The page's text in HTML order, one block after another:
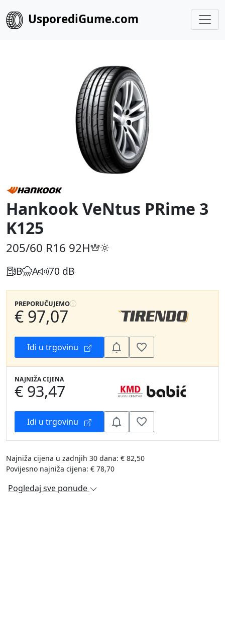
UsporediGume.com
Hankook VeNtus PRime 3
K125
205/60 R16 92H
B A 70 dB
PREPORUČUJEMO
€ 97,07
Idi u trgovinu
NAJNIŽA CIJENA
€ 93,47
Idi u trgovinu
Najniža cijena u zadnjih 30 dana: € 82,50
Povijesno najniža cijena: € 78,70
Pogledaj sve ponude